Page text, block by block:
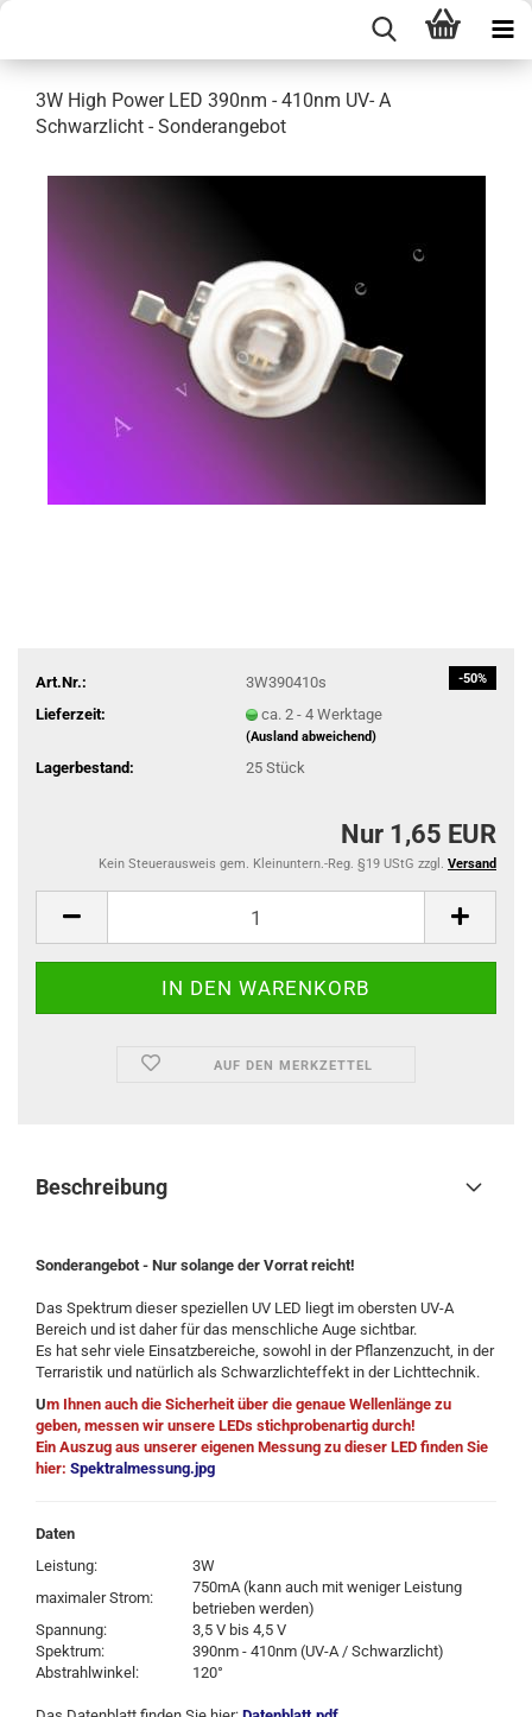
3W High Power LED 390nm - 410nm UV- A
Schwarzlicht - Sonderangebot
-50%
Art.Nr.:
3W390410s
Lieferzeit:
ca. 2 - 4 Werktage
(Ausland abweichend)
Lagerbestand: 25 Stück
Nur 1,65 EUR
Kein Steuerausweis gem. Kleinuntern.-Reg. §19 UStG zzgl. Versand
AUF DEN MERKZETTEL
Beschreibung
Sonderangebot - Nur solange der Vorrat reicht!
Das Spektrum dieser speziellen UV LED liegt im obersten UV-A
Bereich und ist daher für das menschliche Auge sichtbar.
Es hat sehr viele Einsatzbereiche, sowohl in der Pflanzenzucht, in der
Terraristik und natürlich als Schwarzlichteffekt in der Lichttechnik.
Um Ihnen auch die Sicherheit über die genaue Wellenlänge zu
geben, messen wir unsere LEDs stichprobenartig durch!
Ein Auszug aus unserer eigenen Messung zu dieser LED finden Sie
hier: Spektralmessung.jpg
Daten
Leistung:
3W
maximaler Strom:
750mA (kann auch mit weniger Leistung
betrieben werden)
Spannung:
3,5 V bis 4,5 V
Spektrum:
390nm - 410nm (UV-A / Schwarzlicht)
Abstrahlwinkel: 120°